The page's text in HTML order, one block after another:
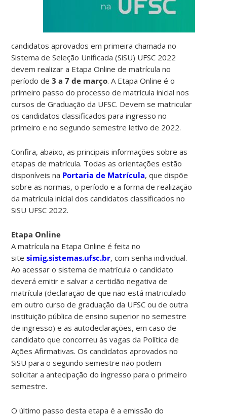
candidatos aprovados em primeira chamada no
Sistema de Seleção Unificada (SiSU) UFSC 2022
devem realizar a Etapa Online de matrícula no
período de3 a 7 de março. A Etapa Online é o
primeiro passo do processo de matrícula inicial nos
cursos de Graduação da UFSC. Devem se matricular
os candidatos classificados para ingresso no
primeiro e no segundo semestre letivo de 2022.
Confira, abaixo, as principais informações sobre as
etapas de matrícula. Todas as orientações estão
disponíveis na Portaria de Matrícula, que dispõe
sobre as normas, o período e a forma de realização
da matrícula inicial dos candidatos classificados no
SiSU UFSC 2022.
Etapa Online
A matrícula na Etapa Online é feita no
sitesimig.sistemas.ufsc.br, com senha individual.
Ao acessar o sistema de matrícula o candidato
deverá emitir e salvar a certidão negativa de
matrícula (declaração de que não está matriculado
em outro curso de graduação da UFSC ou de outra
instituição pública de ensino superior no semestre
de ingresso) e as autodeclarações, em caso de
candidato que concorreu às vagas da Política de
Ações Afirmativas. Os candidatos aprovados no
SiSU para o segundo semestre não podem
solicitar a antecipação do ingresso para o primeiro
semestre.
O último passo desta etapa é a emissão do